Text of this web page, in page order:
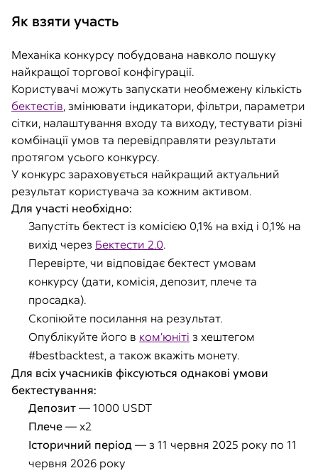
Як взяти участь
Механіка конкурсу побудована навколо пошуку
найкращої торгової конфігурації.
Користувачі можуть запускати необмежену кількість
бектестів, змінювати індикатори, фільтри, параметри
сітки, налаштування входу та виходу, тестувати різні
комбінації умов та перевідправляти результати
протягом усього конкурсу.
У конкурс зараховується найкращий актуальний
результат користувача за кожним активом.
Для участі необхідно:
Запустіть бектест із комісією 0,1% на вхід і 0,1% на
вихід через Бектести 2.0.
Перевірте, чи відповідає бектест умовам
конкурсу (дати, комісія, депозит, плече та
просадка).
Скопіюйте посилання на результат.
Опублікуйте його в ком’юніті з хештегом
#bestbacktest, а також вкажіть монету.
Для всіх учасників фіксуються однакові умови
бектестування:
Депозит— 1000 USDT
Плече— x2
Історичний період— з 11 червня 2025 року по 11
червня 2026 року